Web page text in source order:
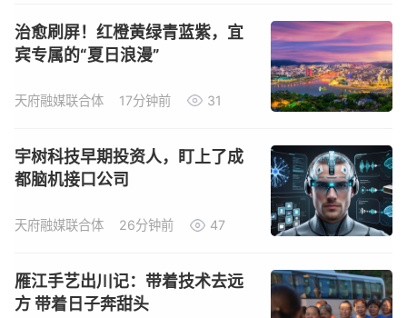
治愈刷屏！红橙黄绿青蓝紫，宜
宾专属的“夏日浪漫”
天府融媒联合体 17分钟前 31
宇树科技早期投资人，盯上了成
都脑机接口公司
天府融媒联合体 26分钟前 47
雁江手艺出川记：带着技术去远
方 带着日子奔甜头